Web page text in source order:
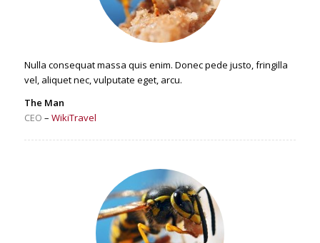
Nulla consequat massa quis enim. Donec pede justo, fringilla
vel, aliquet nec, vulputate eget, arcu.
The Man
CEO – WikiTravel